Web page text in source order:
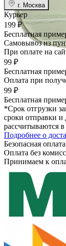
г. Москва
Курьер
199 ₽
Бесплатная
Самовывозиз
При оплате на
99 ₽
Бесплатная
Оплата при
99 ₽
Бесплатная
*Срок отгрузки
сроки отправки и
рассчитываются в
Подробнее о
Безопасная оплата
Оплата без
Принимаем к